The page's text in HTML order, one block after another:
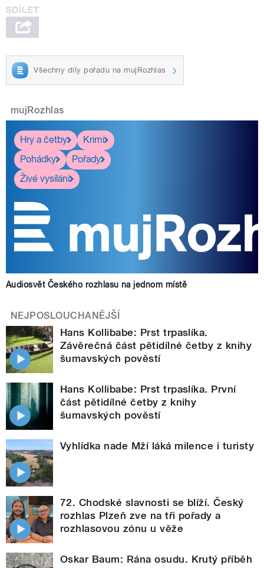
Všechny díly pořadu na mujRozhlas
mujRozhlas
Hry a četby
Krimi
Pohádky
Pořady
Živé vysílání
Audiosvět Českého rozhlasu na jednom místě
NEJPOSLOUCHANĚJŠÍ
Hans Kollibabe: Prst trpaslíka.
Závěrečná část pětidílné četby z knihy
šumavských pověstí
Hans Kollibabe: Prst trpaslíka. První
část pětidílné četby z knihy
šumavských pověstí
Vyhlídka nade Mží láká milence i turisty
72. Chodské slavnosti se blíží. Český
rozhlas Plzeň zve na tři pořady a
rozhlasovou zónu u věže
Oskar Baum: Rána osudu. Krutý příběh